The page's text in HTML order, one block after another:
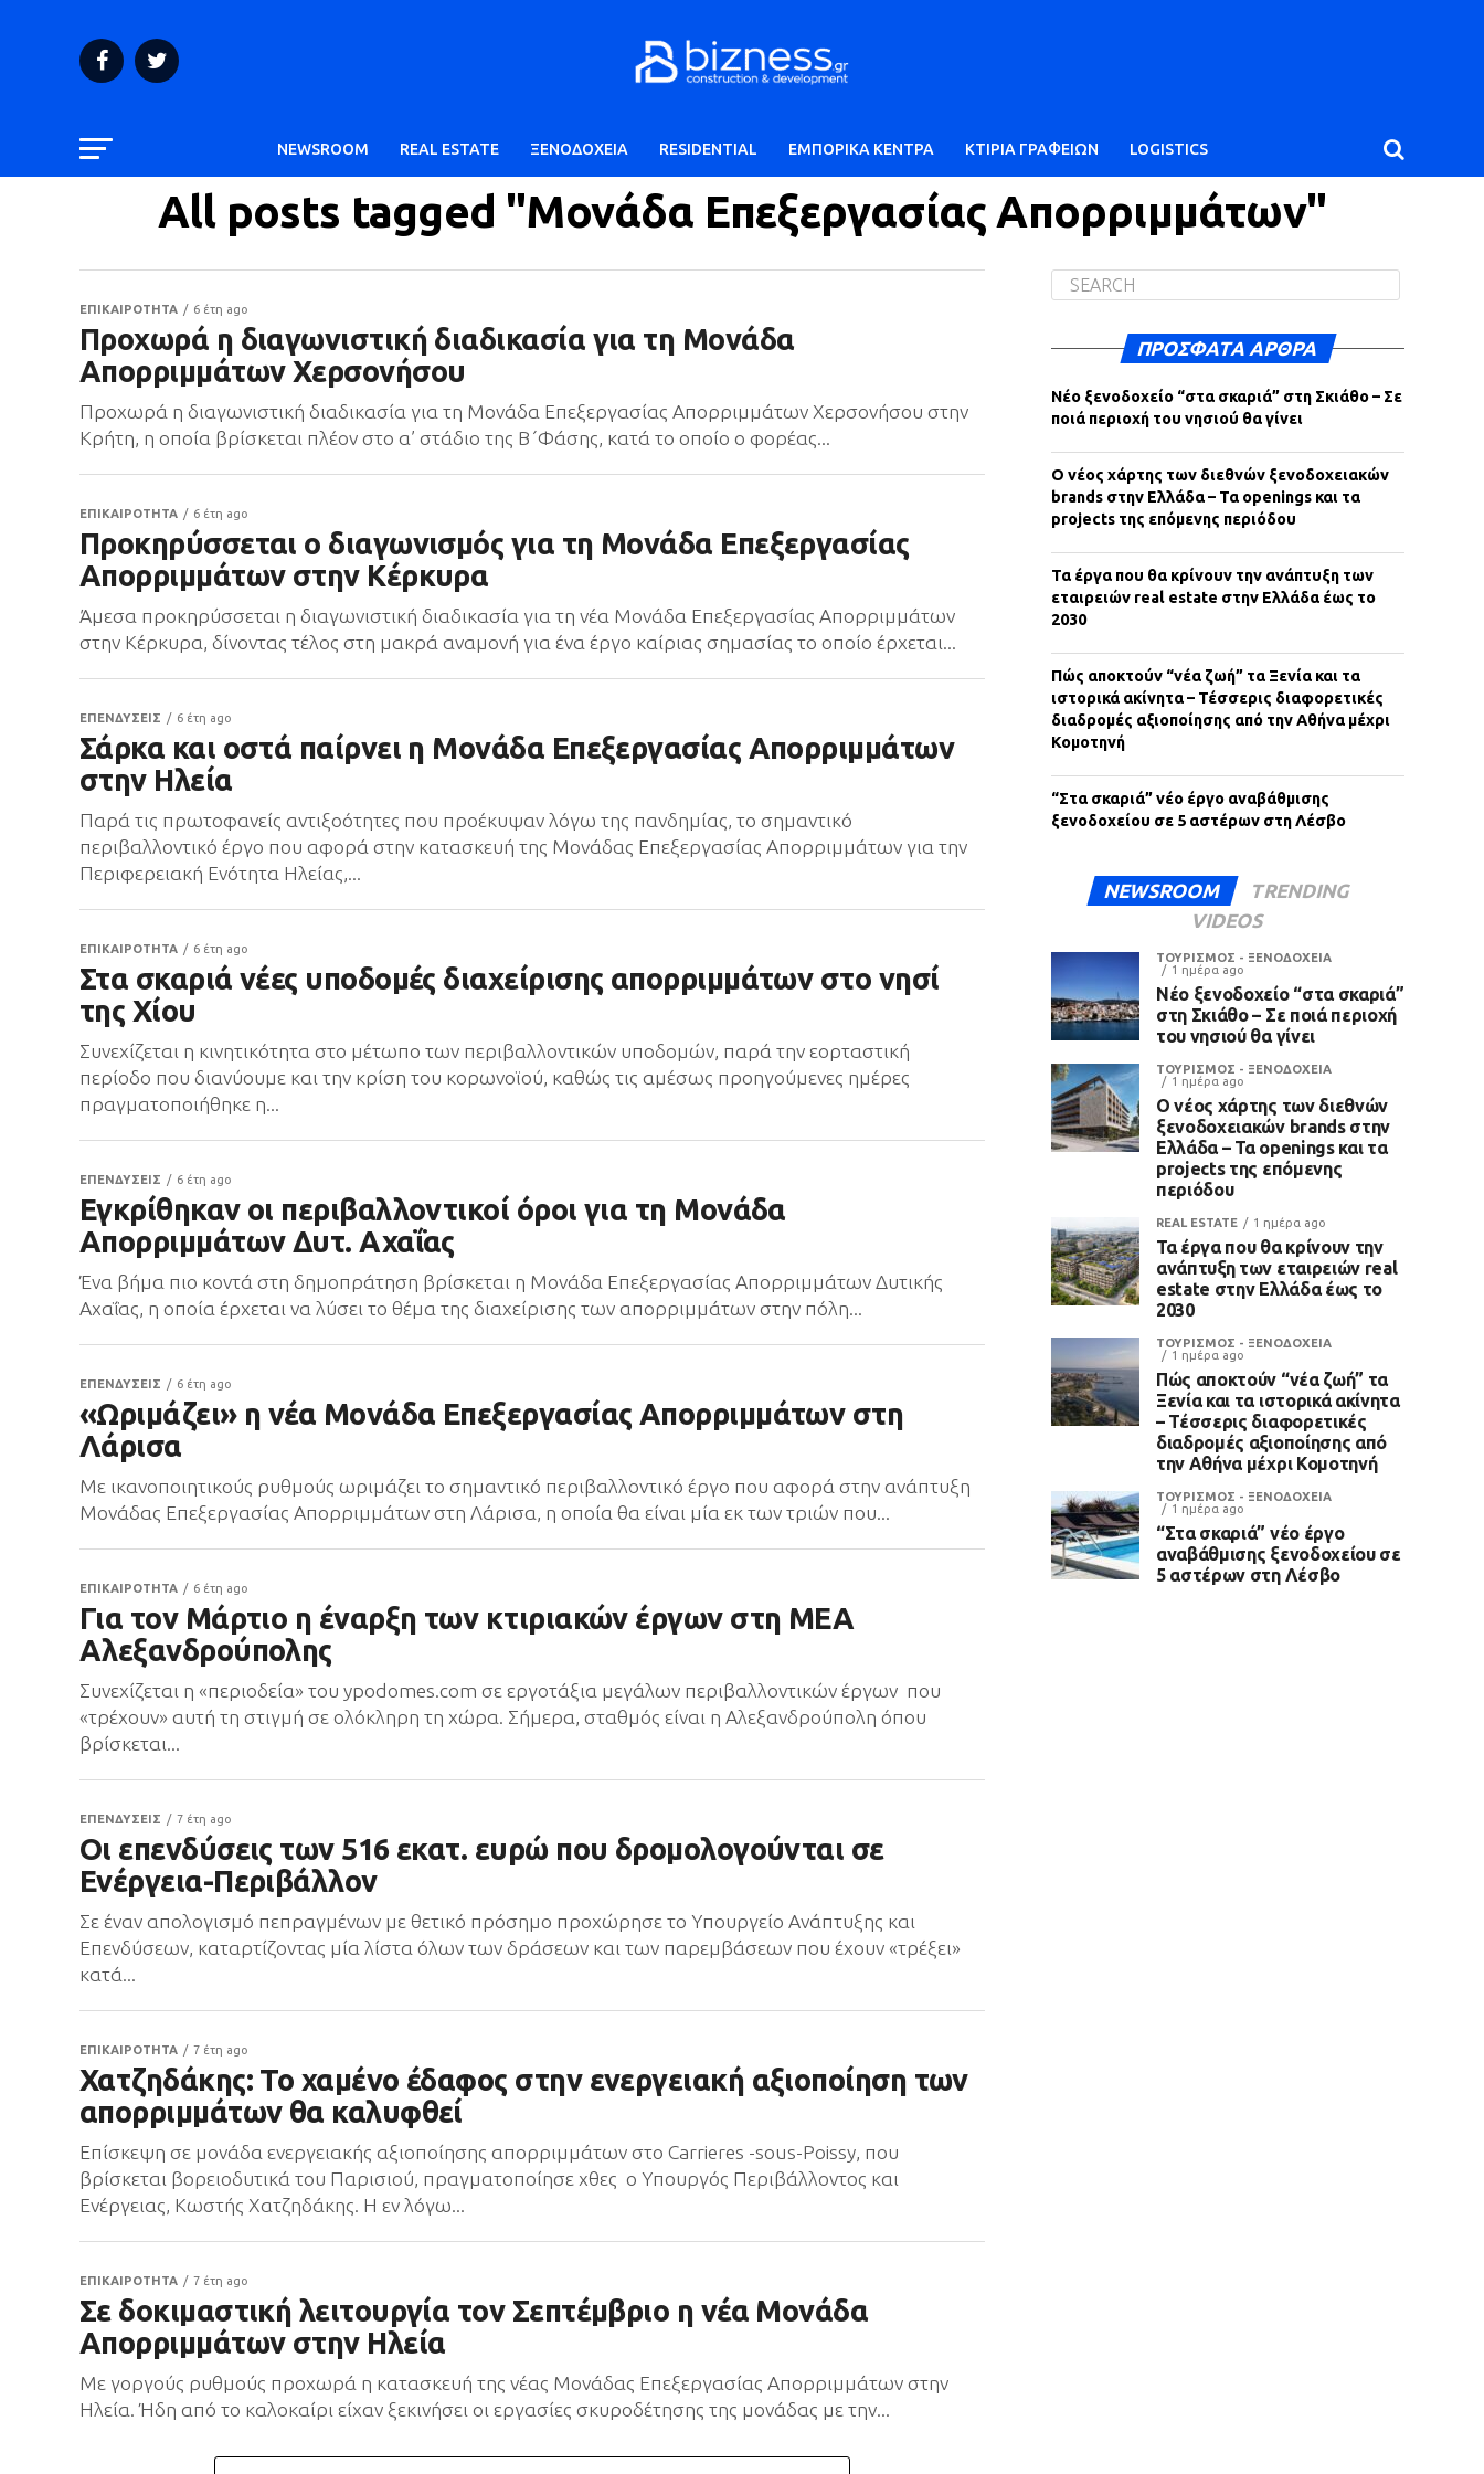
NEWSROOM REAL ESTATE ΞΕΝΟΔΟΧΕΙΑ RESIDENTIAL ΕΜΠΟΡΙΚΑ ΚΕΝΤΡΑ ΚΤΙΡΙΑ ΓΡΑΦΕΙΩΝ LOGISTICS
All posts tagged "Μονάδα Επεξεργασίας Απορριμμάτων"
ΕΠΙΚΑΙΡΟΤΗΤΑ 6 έτη ago
Προχωρά η διαγωνιστική διαδικασία για τη Μονάδα
Απορριμμάτων Χερσονήσου
Προχωρά η διαγωνιστική διαδικασία για τη Μονάδα Επεξεργασίας Απορριμμάτων Χερσονήσου στην
Κρήτη, η οποία βρίσκεται πλέον στο α’ στάδιο της Β΄Φάσης, κατά το οποίο ο φορέας...
ΕΠΙΚΑΙΡΟΤΗΤΑ 6 έτη ago
Προκηρύσσεται ο διαγωνισμός για τη Μονάδα Επεξεργασίας
Απορριμμάτων στην Κέρκυρα
Άμεσα προκηρύσσεται η διαγωνιστική διαδικασία για τη νέα Μονάδα Επεξεργασίας Απορριμμάτων
στην Κέρκυρα, δίνοντας τέλος στη μακρά αναμονή για ένα έργο καίριας σημασίας το οποίο έρχεται...
ΕΠΕΝΔΥΣΕΙΣ 6 έτη ago
Σάρκα και οστά παίρνει η Μονάδα Επεξεργασίας Απορριμμάτων
στην Ηλεία
Παρά τις πρωτοφανείς αντιξοότητες που προέκυψαν λόγω της πανδημίας, το σημαντικό
περιβαλλοντικό έργο που αφορά στην κατασκευή της Μονάδας Επεξεργασίας Απορριμμάτων για την
Περιφερειακή Ενότητα Ηλείας,...
ΕΠΙΚΑΙΡΟΤΗΤΑ 6 έτη ago
Στα σκαριά νέες υποδομές διαχείρισης απορριμμάτων στο νησί
της Χίου
Συνεχίζεται η κινητικότητα στο μέτωπο των περιβαλλοντικών υποδομών, παρά την εορταστική
περίοδο που διανύουμε και την κρίση του κορωνοϊού, καθώς τις αμέσως προηγούμενες ημέρες
πραγματοποιήθηκε η...
ΕΠΕΝΔΥΣΕΙΣ 6 έτη ago
Εγκρίθηκαν οι περιβαλλοντικοί όροι για τη Μονάδα
Απορριμμάτων Δυτ. Αχαΐας
Ένα βήμα πιο κοντά στη δημοπράτηση βρίσκεται η Μονάδα Επεξεργασίας Απορριμμάτων Δυτικής
Αχαΐας, η οποία έρχεται να λύσει το θέμα της διαχείρισης των απορριμμάτων στην πόλη...
ΕΠΕΝΔΥΣΕΙΣ 6 έτη ago
«Ωριμάζει» η νέα Μονάδα Επεξεργασίας Απορριμμάτων στη
Λάρισα
Με ικανοποιητικούς ρυθμούς ωριμάζει το σημαντικό περιβαλλοντικό έργο που αφορά στην ανάπτυξη
Μονάδας Επεξεργασίας Απορριμμάτων στη Λάρισα, η οποία θα είναι μία εκ των τριών που...
ΕΠΙΚΑΙΡΟΤΗΤΑ 6 έτη ago
Για τον Μάρτιο η έναρξη των κτιριακών έργων στη ΜΕΑ
Αλεξανδρούπολης
Συνεχίζεται η «περιοδεία» του ypodomes.com σε εργοτάξια μεγάλων περιβαλλοντικών έργων που
«τρέχουν» αυτή τη στιγμή σε ολόκληρη τη χώρα. Σήμερα, σταθμός είναι η Αλεξανδρούπολη όπου
βρίσκεται...
ΕΠΕΝΔΥΣΕΙΣ 7 έτη ago
Οι επενδύσεις των 516 εκατ. ευρώ που δρομολογούνται σε
Ενέργεια-Περιβάλλον
Σε έναν απολογισμό πεπραγμένων με θετικό πρόσημο προχώρησε το Υπουργείο Ανάπτυξης και
Επενδύσεων, καταρτίζοντας μία λίστα όλων των δράσεων και των παρεμβάσεων που έχουν «τρέξει»
κατά...
ΕΠΙΚΑΙΡΟΤΗΤΑ 7 έτη ago
Χατζηδάκης: Το χαμένο έδαφος στην ενεργειακή αξιοποίηση των
απορριμμάτων θα καλυφθεί
Επίσκεψη σε μονάδα ενεργειακής αξιοποίησης απορριμμάτων στο Carrieres -sous-Poissy, που
βρίσκεται βορειοδυτικά του Παρισιού, πραγματοποίησε χθες ο Υπουργός Περιβάλλοντος και
Ενέργειας, Κωστής Χατζηδάκης. Η εν λόγω...
ΕΠΙΚΑΙΡΟΤΗΤΑ 7 έτη ago
Σε δοκιμαστική λειτουργία τον Σεπτέμβριο η νέα Μονάδα
Απορριμμάτων στην Ηλεία
Με γοργούς ρυθμούς προχωρά η κατασκευή της νέας Μονάδας Επεξεργασίας Απορριμμάτων στην
Ηλεία. Ήδη από το καλοκαίρι είχαν ξεκινήσει οι εργασίες σκυροδέτησης της μονάδας με την...
ΠΡΌΣΦΑΤΑ ΆΡΘΡΑ
Νέο ξενοδοχείο “στα σκαριά” στη Σκιάθο – Σε
ποιά περιοχή του νησιού θα γίνει
Ο νέος χάρτης των διεθνών ξενοδοχειακών
brands στην Ελλάδα – Τα openings και τα
projects της επόμενης περιόδου
Τα έργα που θα κρίνουν την ανάπτυξη των
εταιρειών real estate στην Ελλάδα έως το
2030
Πώς αποκτούν “νέα ζωή” τα Ξενία και τα
ιστορικά ακίνητα – Τέσσερις διαφορετικές
διαδρομές αξιοποίησης από την Αθήνα μέχρι
Κομοτηνή
“Στα σκαριά” νέο έργο αναβάθμισης
ξενοδοχείου σε 5 αστέρων στη Λέσβο
NEWSROOM
TRENDING
VIDEOS
ΤΟΥΡΙΣΜΟΣ - ΞΕΝΟΔΟΧΕΙΑ
1 ημέρα ago
Νέο ξενοδοχείο “στα σκαριά”
στη Σκιάθο – Σε ποιά περιοχή
του νησιού θα γίνει
ΤΟΥΡΙΣΜΟΣ - ΞΕΝΟΔΟΧΕΙΑ
1 ημέρα ago
Ο νέος χάρτης των διεθνών
ξενοδοχειακών brands στην
Ελλάδα – Τα openings και τα
projects της επόμενης
περιόδου
REAL ESTATE 1 ημέρα ago
Τα έργα που θα κρίνουν την
ανάπτυξη των εταιρειών real
estate στην Ελλάδα έως το
2030
ΤΟΥΡΙΣΜΟΣ - ΞΕΝΟΔΟΧΕΙΑ
1 ημέρα ago
Πώς αποκτούν “νέα ζωή” τα
Ξενία και τα ιστορικά ακίνητα
– Τέσσερις διαφορετικές
διαδρομές αξιοποίησης από
την Αθήνα μέχρι Κομοτηνή
ΤΟΥΡΙΣΜΟΣ - ΞΕΝΟΔΟΧΕΙΑ
1 ημέρα ago
“Στα σκαριά” νέο έργο
αναβάθμισης ξενοδοχείου σε
5 αστέρων στη Λέσβο